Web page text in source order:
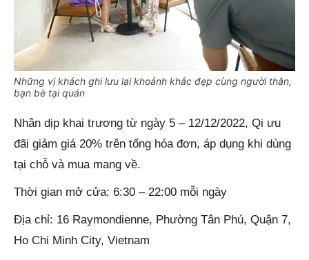
Những vị khách ghi lưu lại khoảnh khắc đẹp cùng người thân,
bạn bè tại quán
Nhân dịp khai trương từ ngày 5 – 12/12/2022, Qi ưu
đãi giảm giá 20% trên tổng hóa đơn, áp dụng khi dùng
tại chỗ và mua mang về.
Thời gian mở cửa: 6:30 – 22:00 mỗi ngày
Địa chỉ: 16 Raymondienne, Phường Tân Phú, Quận 7,
Ho Chi Minh City, Vietnam